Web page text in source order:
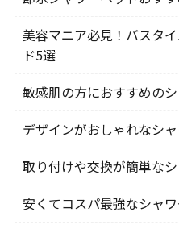
美容マニア必見！バスタ
ド5選
敏感肌の方におすすめの
デザインがおしゃれなシ
取り付けや交換が簡単な
安くてコスパ最強なシャ